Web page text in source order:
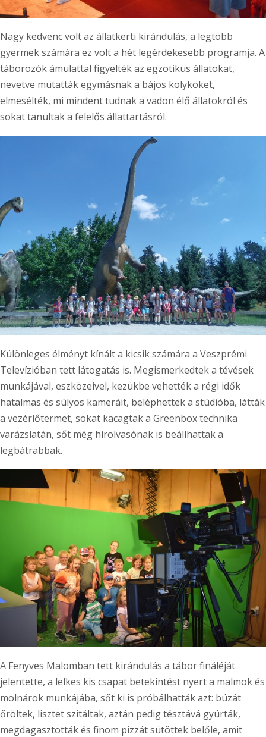
Nagy kedvenc volt az állatkerti kirándulás, a legtöbb
gyermek számára ez volt a hét legérdekesebb programja. A
táborozók ámulattal figyelték az egzotikus állatokat,
nevetve mutatták egymásnak a bájos kölyköket,
elmesélték, mi mindent tudnak a vadon élő állatokról és
sokat tanultak a felelős állattartásról.
Különleges élményt kínált a kicsik számára a Veszprémi
Televízióban tett látogatás is. Megismerkedtek a tévések
munkájával, eszközeivel, kezükbe vehették a régi idők
hatalmas és súlyos kameráit, beléphettek a stúdióba, látták
a vezérlőtermet, sokat kacagtak a Greenbox technika
varázslatán, sőt még hírolvasónak is beállhattak a
legbátrabbak.
A Fenyves Malomban tett kirándulás a tábor fináléját
jelentette, a lelkes kis csapat betekintést nyert a malmok és
molnárok munkájába, sőt ki is próbálhatták azt: búzát
őröltek, lisztet szitáltak, aztán pedig tésztává gyúrták,
megdagasztották és finom pizzát sütöttek belőle, amit